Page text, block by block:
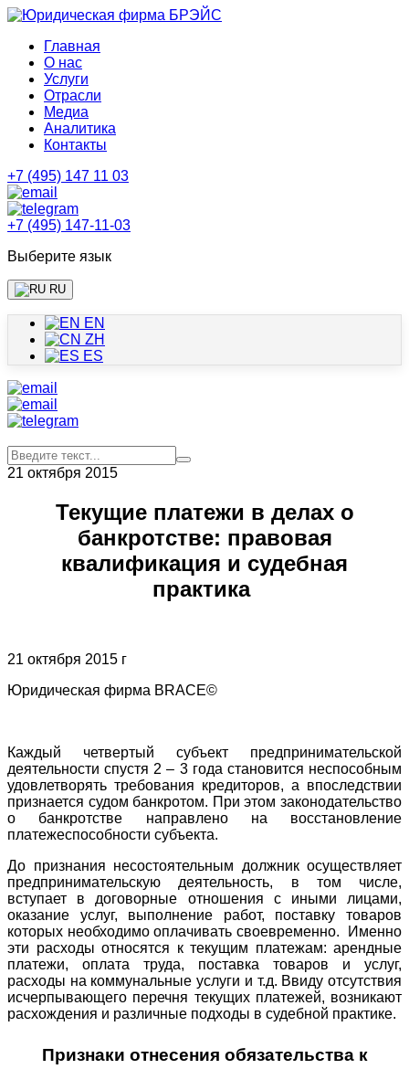
Главная
О нас
Услуги
Отрасли
Медиа
Аналитика
Контакты
+7 (495) 147 11 03
+7 (495) 147-11-03
Выберите язык
RU
EN
ZH
ES
21 октября 2015
Текущие платежи в делах о
банкротстве: правовая
квалификация и судебная
практика
21 октября 2015 г
Юридическая фирма BRACE©
Каждый четвертый субъект предпринимательской
деятельности спустя 2 – 3 года становится неспособным
удовлетворять требования кредиторов, а впоследствии
признается судом банкротом. При этом законодательство
о банкротстве направлено на восстановление
платежеспособности субъекта.
До признания несостоятельным должник осуществляет
предпринимательскую деятельность, в том числе,
вступает в договорные отношения с иными лицами,
оказание услуг, выполнение работ, поставку товаров
которых необходимо оплачивать своевременно. Именно
эти расходы относятся к текущим платежам: арендные
платежи, оплата труда, поставка товаров и услуг,
расходы на коммунальные услуги и т.д. Ввиду отсутствия
исчерпывающего перечня текущих платежей, возникают
расхождения и различные подходы в судебной практике.
Признаки отнесения обязательства к